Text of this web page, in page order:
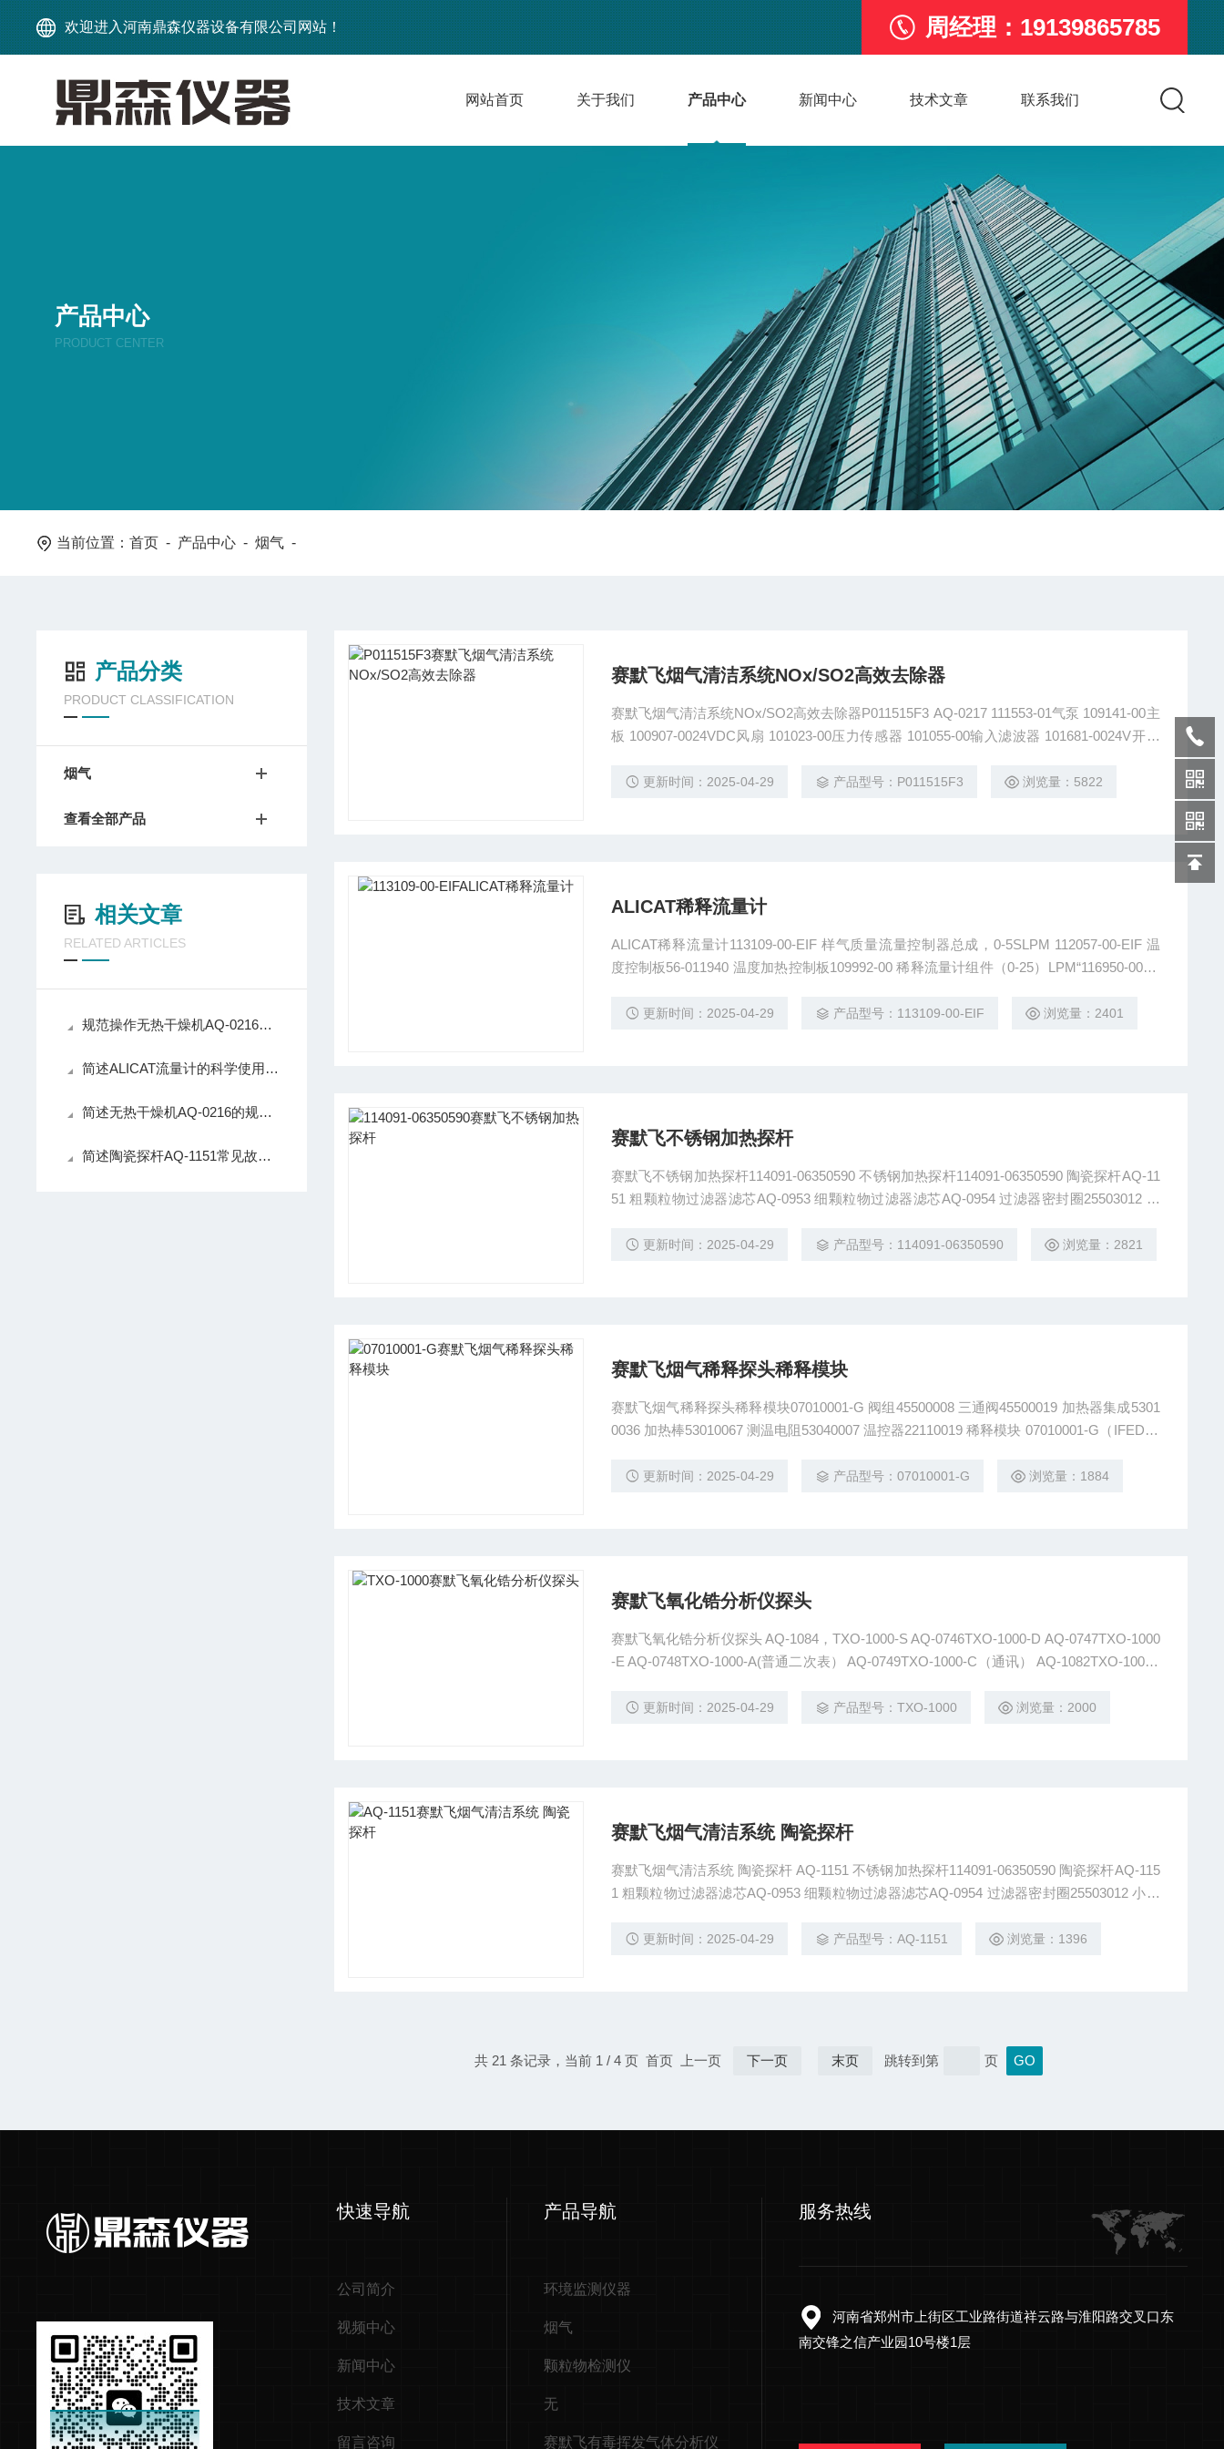
欢迎进入河南鼎森仪器设备有限公司网站！ 周经理：19139865785
网站首页 关于我们 产品中心 新闻中心 技术文章 联系我们
产品中心
PRODUCT CENTER
当前位置：首页 - 产品中心 -烟气 -
产品分类
PRODUCT CLASSIFICATION
烟气
查看全部产品
相关文章
RELATED ARTICLES
规范操作无热干燥机AQ-0216可避免吸附剂过早失效
简述ALICAT流量计的科学使用方法
简述无热干燥机AQ-0216的规范使用方法
简述陶瓷探杆AQ-1151常见故障的诊断与解决方法
赛默飞烟气清洁系统NOx/SO2高效去除器
赛默飞烟气清洁系统NOx/SO2高效去除器P011515F3 AQ-0217 111553-01气泵 109141-00主
板 100907-0024VDC风扇 101023-00压力传感器 101055-00输入滤波器 101681-0024V开关
更新时间：2025-04-29 产品型号：P011515F3 浏览量：5822
ALICAT稀释流量计
ALICAT稀释流量计113109-00-EIF 样气质量流量控制器总成，0-5SLPM 112057-00-EIF 温
度控制板56-011940 温度加热控制板109992-00 稀释流量计组件（0-25）LPM“116950-00-EI
更新时间：2025-04-29 产品型号：113109-00-EIF 浏览量：2401
赛默飞不锈钢加热探杆
赛默飞不锈钢加热探杆114091-06350590 不锈钢加热探杆114091-06350590 陶瓷探杆AQ-11
51 粗颗粒物过滤器滤芯AQ-0953 细颗粒物过滤器滤芯AQ-0954 过滤器密封圈25503012 小
头箱PRO2001WHP-BG
更新时间：2025-04-29 产品型号：114091-06350590 浏览量：2821
赛默飞烟气稀释探头稀释模块
赛默飞烟气稀释探头稀释模块07010001-G 阀组45500008 三通阀45500019 加热器集成5301
0036 加热棒53010067 测温电阻53040007 温控器22110019 稀释模块 07010001-G（IFED-G
更新时间：2025-04-29 产品型号：07010001-G 浏览量：1884
赛默飞氧化锆分析仪探头
赛默飞氧化锆分析仪探头 AQ-1084，TXO-1000-S AQ-0746TXO-1000-D AQ-0747TXO-1000
-E AQ-0748TXO-1000-A(普通二次表） AQ-0749TXO-1000-C（通讯） AQ-1082TXO-1000-I
更新时间：2025-04-29 产品型号：TXO-1000 浏览量：2000
赛默飞烟气清洁系统 陶瓷探杆
赛默飞烟气清洁系统 陶瓷探杆 AQ-1151 不锈钢加热探杆114091-06350590 陶瓷探杆AQ-115
1 粗颗粒物过滤器滤芯AQ-0953 细颗粒物过滤器滤芯AQ-0954 过滤器密封圈25503012 小孔
更新时间：2025-04-29 产品型号：AQ-1151 浏览量：1396
共 21 条记录，当前 1 / 4 页 首页 上一页 下一页 末页 跳转到第 页
快速导航
公司简介
视频中心
新闻中心
技术文章
留言咨询
产品导航
环境监测仪器
烟气
颗粒物检测仪
无
赛默飞有毒挥发气体分析仪
服务热线
河南省郑州市上街区工业路街道祥云路与淮阳路交叉口东
南交锋之信产业园10号楼1层